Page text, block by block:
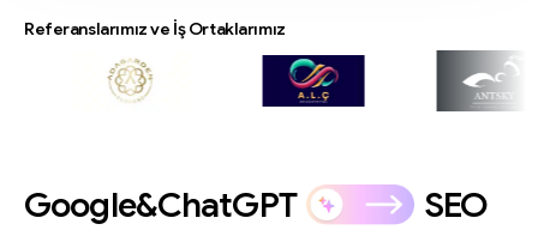
Referanslarımız ve İş Ortaklarımız
Google&ChatGPT
SEO